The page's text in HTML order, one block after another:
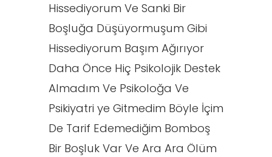
Hissediyorum Ve Sanki Bir
Boşluğa Düşüyormuşum Gibi
Hissediyorum Başım Ağırıyor
Daha Önce Hiç Psikolojik Destek
Almadım Ve Psikoloğa Ve
Psikiyatri ye Gitmedim Böyle İçim
De Tarif Edemediğim Bomboş
Bir Boşluk Var Ve Ara Ara Ölüm